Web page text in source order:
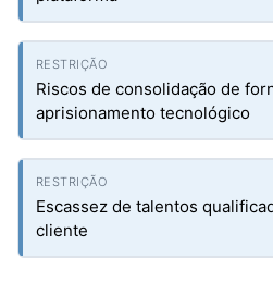
Riscos de consolidação de
aprisionamento tecnológico
Escassez de talentos
cliente